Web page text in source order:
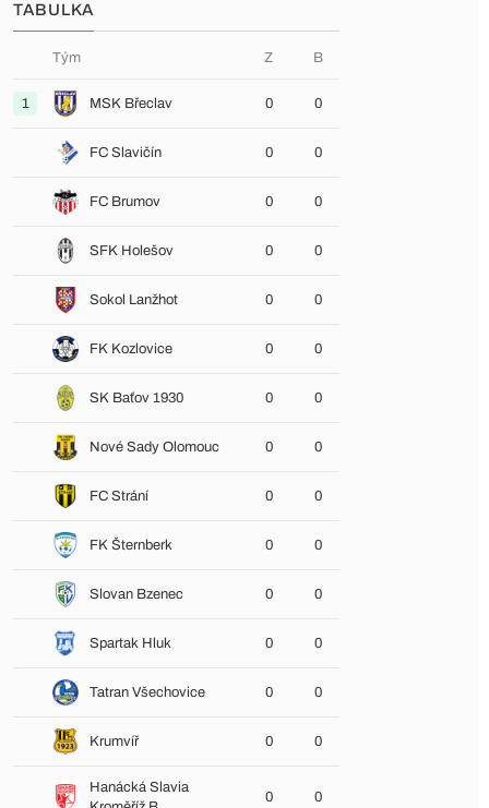
TABULKA
Tým Z B
1 MSK Břeclav 0 0
FC Slavičín 0 0
FC Brumov 0 0
SFK Holešov 0 0
Sokol Lanžhot 0 0
FK Kozlovice 0 0
SK Baťov 1930 0 0
Nové Sady Olomouc 0 0
FC Strání 0 0
FK Šternberk 0 0
Slovan Bzenec 0 0
Spartak Hluk 0 0
Tatran Všechovice 0 0
Krumvíř 0 0
Hanácká Slavia
0 0